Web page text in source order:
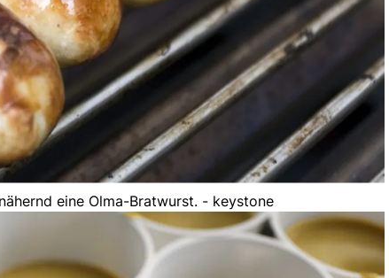
eine Olma-Bratwurst. - keystone